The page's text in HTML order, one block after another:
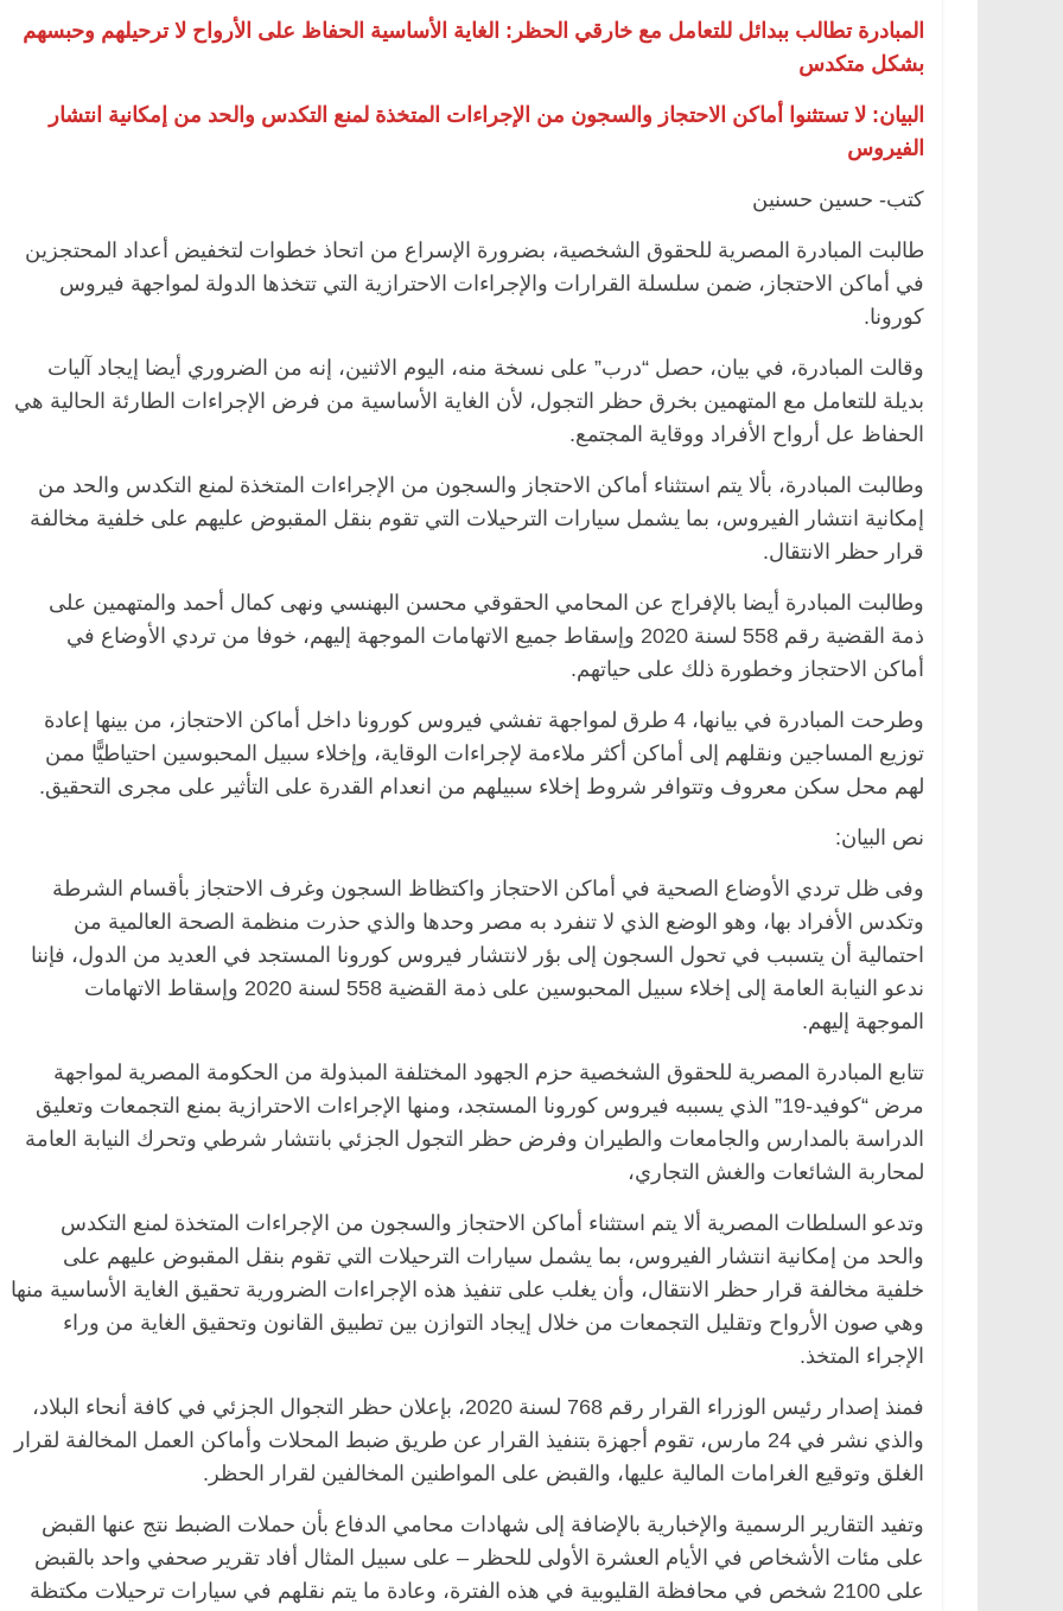
المبادرة تطالب ببدائل للتعامل مع خارقي الحظر: الغاية الأساسية الحفاظ على الأرواح لا ترحيلهم وحبسهم
بشكل متكدس
البيان: لا تستثنوا أماكن الاحتجاز والسجون من الإجراءات المتخذة لمنع التكدس والحد من إمكانية انتشار
الفيروس
كتب- حسين حسنين
طالبت المبادرة المصرية للحقوق الشخصية، بضرورة الإسراع من اتحاذ خطوات لتخفيض أعداد المحتجزين
في أماكن الاحتجاز، ضمن سلسلة القرارات والإجراءات الاحترازية التي تتخذها الدولة لمواجهة فيروس
كورونا.
وقالت المبادرة، في بيان، حصل “درب” على نسخة منه، اليوم الاثنين، إنه من الضروري أيضا إيجاد آليات
بديلة للتعامل مع المتهمين بخرق حظر التجول، لأن الغاية الأساسية من فرض الإجراءات الطارئة الحالية هي
الحفاظ عل أرواح الأفراد ووقاية المجتمع.
وطالبت المبادرة، بألا يتم استثناء أماكن الاحتجاز والسجون من الإجراءات المتخذة لمنع التكدس والحد من
إمكانية انتشار الفيروس، بما يشمل سيارات الترحيلات التي تقوم بنقل المقبوض عليهم على خلفية مخالفة
قرار حظر الانتقال.
وطالبت المبادرة أيضا بالإفراج عن المحامي الحقوقي محسن البهنسي ونهى كمال أحمد والمتهمين على
ذمة القضية رقم 558 لسنة 2020 وإسقاط جميع الاتهامات الموجهة إليهم، خوفا من تردي الأوضاع في
أماكن الاحتجاز وخطورة ذلك على حياتهم.
وطرحت المبادرة في بيانها، 4 طرق لمواجهة تفشي فيروس كورونا داخل أماكن الاحتجاز، من بينها إعادة
توزيع المساجين ونقلهم إلى أماكن أكثر ملاءمة لإجراءات الوقاية، وإخلاء سبيل المحبوسين احتياطيًّا ممن
لهم محل سكن معروف وتتوافر شروط إخلاء سبيلهم من انعدام القدرة على التأثير على مجرى التحقيق.
نص البيان:
وفى ظل تردي الأوضاع الصحية في أماكن الاحتجاز واكتظاظ السجون وغرف الاحتجاز بأقسام الشرطة
وتكدس الأفراد بها، وهو الوضع الذي لا تنفرد به مصر وحدها والذي حذرت منظمة الصحة العالمية من
احتمالية أن يتسبب في تحول السجون إلى بؤر لانتشار فيروس كورونا المستجد في العديد من الدول، فإننا
ندعو النيابة العامة إلى إخلاء سبيل المحبوسين على ذمة القضية 558 لسنة 2020 وإسقاط الاتهامات
الموجهة إليهم.
تتابع المبادرة المصرية للحقوق الشخصية حزم الجهود المختلفة المبذولة من الحكومة المصرية لمواجهة
مرض “كوفيد-19” الذي يسببه فيروس كورونا المستجد، ومنها الإجراءات الاحترازية بمنع التجمعات وتعليق
الدراسة بالمدارس والجامعات والطيران وفرض حظر التجول الجزئي بانتشار شرطي وتحرك النيابة العامة
لمحاربة الشائعات والغش التجاري،
وتدعو السلطات المصرية ألا يتم استثناء أماكن الاحتجاز والسجون من الإجراءات المتخذة لمنع التكدس
والحد من إمكانية انتشار الفيروس، بما يشمل سيارات الترحيلات التي تقوم بنقل المقبوض عليهم على
خلفية مخالفة قرار حظر الانتقال، وأن يغلب على تنفيذ هذه الإجراءات الضرورية تحقيق الغاية الأساسية منها
وهي صون الأرواح وتقليل التجمعات من خلال إيجاد التوازن بين تطبيق القانون وتحقيق الغاية من وراء
الإجراء المتخذ.
فمنذ إصدار رئيس الوزراء القرار رقم 768 لسنة 2020، بإعلان حظر التجوال الجزئي في كافة أنحاء البلاد،
والذي نشر في 24 مارس، تقوم أجهزة بتنفيذ القرار عن طريق ضبط المحلات وأماكن العمل المخالفة لقرار
الغلق وتوقيع الغرامات المالية عليها، والقبض على المواطنين المخالفين لقرار الحظر.
وتفيد التقارير الرسمية والإخبارية بالإضافة إلى شهادات محامي الدفاع بأن حملات الضبط نتج عنها القبض
على مئات الأشخاص في الأيام العشرة الأولى للحظر – على سبيل المثال أفاد تقرير صحفي واحد بالقبض
على 2100 شخص في محافظة القليوبية في هذه الفترة، وعادة ما يتم نقلهم في سيارات ترحيلات مكتظة
حسين عبدالهادي فارس مقاومة
الخصخصة الذي دافع عن المال العام
في ذكرى رحيله.. د. نور فرحات فقيه
قانوني دافع عن قضايا الوطن وانحاز
ناس وناس
د. عبدالخالق فاروق.. خبير اقتصادي
يحتفل بذكرى ميلاده وحيداً على أبواب